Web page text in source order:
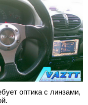
оптика с линзами,